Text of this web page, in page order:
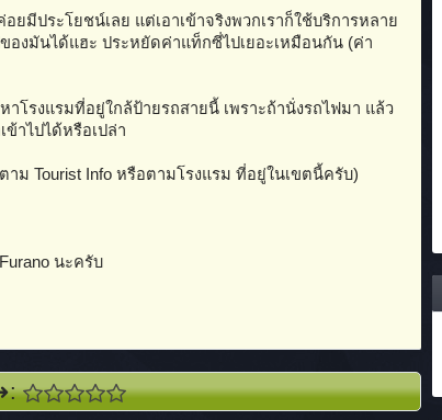
มีประโยชน์เลย แต่เอาเข้าจริงพวกเราก็ใช้บริการหลาย
งมันได้แฮะ ประหยัดค่าแท็กซี่ไปเยอะเหมือนกัน (ค่า
โรงแรมที่อยู่ใกล้ป้ายรถสายนี้ เพราะถ้านั่งรถไฟมา แล้ว
าไปได้หรือเปล่า
าม Tourist Info หรือตามโรงแรม ที่อยู่ในเขตนี้ครับ)
นะครับ